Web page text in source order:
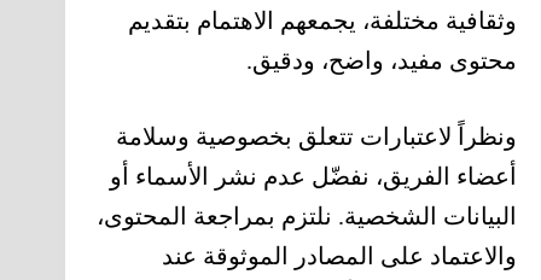
وثقافية مختلفة، يجمعهم الاهتمام بتقديم
محتوى مفيد، واضح، ودقيق.
ونظراً لاعتبارات تتعلق بخصوصية وسلامة
أعضاء الفريق، نفضّل عدم نشر الأسماء أو
البيانات الشخصية. نلتزم بمراجعة المحتوى،
والاعتماد على المصادر الموثوقة عند